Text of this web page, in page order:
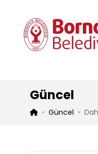
Güncel
Güncel